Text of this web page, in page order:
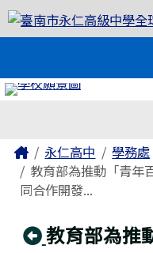
跳至主內容區
臺南市永仁高級
主內容區域
Home永仁高中 學務處
教育部為推動「青年
同合作開發...
回上頁
教育部為推
頁尾區域